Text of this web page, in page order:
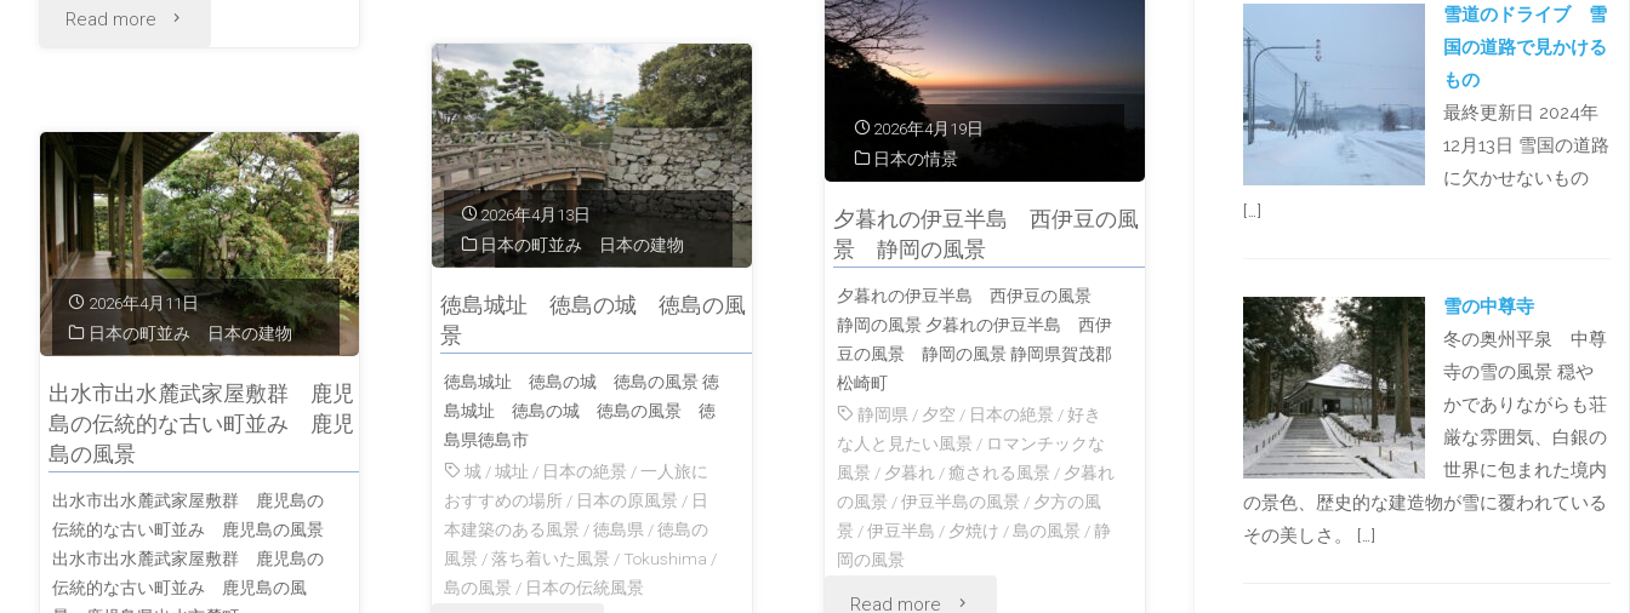
風
景"
景"
Read more "鞆
の
町
並
み
広
の
伝
景
島
湾
城
風
景"
会
津
若
松
福
の
風
景"
2026年4月19日
日本の情景
夕暮れの伊豆半島 西伊豆の風
景 静岡の風景
夕暮れの伊豆半島 西伊豆の風景
静岡の風景 夕暮れの伊豆半島 西伊
豆の風景 静岡の風景 静岡県賀茂郡
松崎町
静岡県 / 夕空 / 日本の絶景 /好き
な人と見たい風景 / ロマンチックな
風景 / 夕暮れ /癒される風景 / 夕暮れ
の風景 /伊豆半島の風景 / 夕方の風
景 /伊豆半島 / 夕焼け /島の風景 /静
岡の風景
Read more "夕
2026年4月13日
日本の町並み 日本の建物
徳島城址 徳島の城 徳島の風
景
徳島城址 徳島の城 徳島の風景 徳
島城址 徳島の城 徳島の風景 徳
島県徳島市
城 /城址 / 日本の絶景 /一人旅に
おすすめの場所 / 日本の原風景 / 日
本建築のある風景 /徳島県 /徳島の
風景 /落ち着いた風景 / Tokushima /
島の風景 / 日本の伝統風景
2026年4月11日
日本の町並み 日本の建物
出水市出水麓武家屋敷群 鹿児
島の伝統的な古い町並み 鹿児
島の風景
出水市出水麓武家屋敷群 鹿児島の
伝統的な古い町並み 鹿児島の風景
出水市出水麓武家屋敷群 鹿児島の
伝統的な古い町並み 鹿児島の風
雪道のドライブ 雪
国の道路で見かける
もの
最終更新日 2024年
12月13日 雪国の道路
に欠かせないもの
[…]
雪の中尊寺
冬の奥州平泉 中尊
寺の雪の風景 穏や
かでありながらも荘
厳な雰囲気、白銀の
世界に包まれた境内
の景色、歴史的な建造物が雪に覆われている
その美しさ。 […]